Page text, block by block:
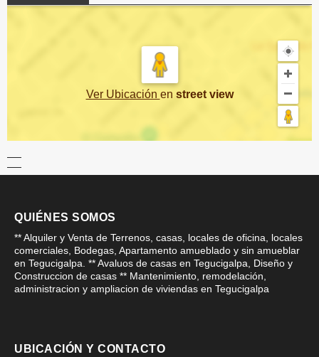
Ver Ubicación en street view
QUIÉNES SOMOS
** Alquiler y Venta de Terrenos, casas, locales de oficina, locales
comerciales, Bodegas, Apartamento amueblado y sin amueblar
en Tegucigalpa. ** Avaluos de casas en Tegucigalpa, Diseño y
Construccion de casas ** Mantenimiento, remodelación,
administracion y ampliacion de viviendas en Tegucigalpa
UBICACIÓN Y CONTACTO